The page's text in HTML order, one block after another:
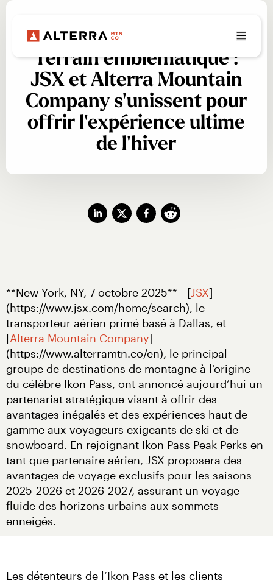
Voyage d'exception,
Terrain emblématique :
JSX et Alterra Mountain
Company s'unissent pour
offrir l'expérience ultime
de l'hiver
**New York, NY, 7 octobre 2025** - [JSX]
(https://www.jsx.com/home/search), le
transporteur aérien primé basé à Dallas, et
[Alterra Mountain Company]
(https://www.alterramtn.co/en), le principal
groupe de destinations de montagne à l’origine
du célèbre Ikon Pass, ont annoncé aujourd’hui un
partenariat stratégique visant à offrir des
avantages inégalés et des expériences haut de
gamme aux voyageurs exigeants de ski et de
snowboard. En rejoignant Ikon Pass Peak Perks en
tant que partenaire aérien, JSX proposera des
avantages de voyage exclusifs pour les saisons
2025-2026 et 2026-2027, assurant un voyage
fluide des horizons urbains aux sommets
enneigés.
Les détenteurs de l’Ikon Pass et les clients